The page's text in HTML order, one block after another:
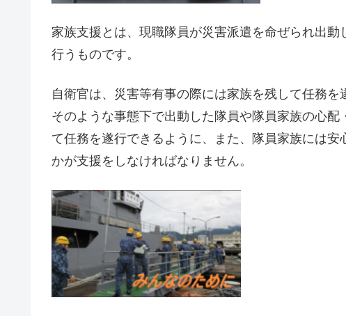
家族支援とは、現職隊員が災害派遣を命ぜられ出
行うものです。
自衛官は、災害等有事の際には家族を残して任務を
そのような事態下で出動した隊員や隊員家族の心
て任務を遂行できるように、また、隊員家族には
かが支援をしなければなりません。